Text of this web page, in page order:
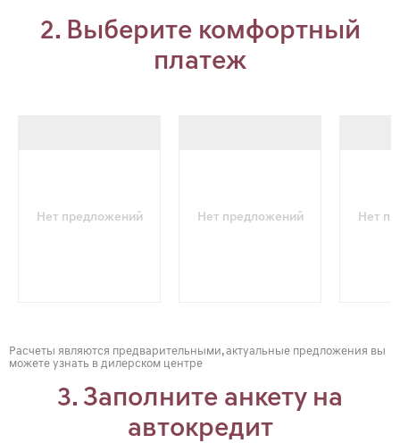
2. Выберите комфортный
платеж
Нет предложений Нет предложений Нет
Расчеты являются предварительными, актуальные предложения вы
можете узнать в дилерском центре
3. Заполните анкету на
автокредит